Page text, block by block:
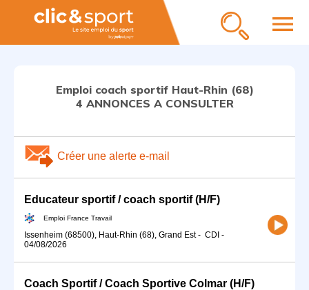
menu
Emploi coach sportif Haut-Rhin (68)
4 ANNONCES A CONSULTER
Créer une alerte e-mail
Educateur sportif / coach sportif (H/F)
Emploi France Travail
Issenheim (68500), Haut-Rhin (68), Grand Est- CDI -
04/08/2026
Coach Sportif / Coach Sportive Colmar (H/F)